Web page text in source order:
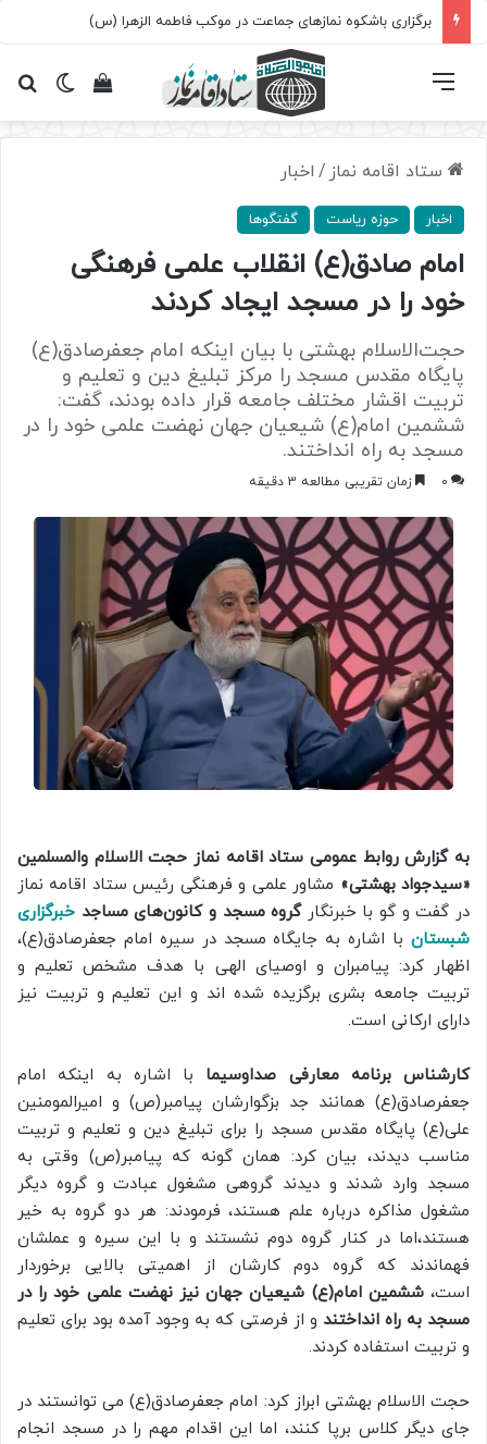
برگزاری باشکوه نمازهای جماعت در موکب فاطمه الزهرا (س)
تغییرمشاهده فهرست
ستاد اقامه نماز / اخبار
اخبار حوزه ریاست گفتگوها
امام صادق(ع) انقلاب علمی فرهنگی
خود را در مسجد ایجاد کردند
حجت‌الاسلام بهشتی با بیان اینکه امام جعفرصادق(ع)
پایگاه مقدس مسجد را مرکز تبلیغ دین و تعلیم و
تربیت اقشار مختلف جامعه قرار داده بودند، گفت:
ششمین امام(ع) شیعیان جهان نهضت علمی خود را در
مسجد به راه انداختند.
0 زمان تقریبی مطالعه 3 دقیقه
به گزارش روابط عمومی ستاد اقامه نماز حجت الاسلام والمسلمین
«سیدجواد بهشتی» مشاور علمی و فرهنگی رئیس ستاد اقامه نماز
در گفت و گو با خبرنگار گروه مسجد و کانون‌های مساجد خبرگزاری
شبستان با اشاره به جایگاه مسجد در سیره امام جعفرصادق(ع)،
اظهار کرد: پیامبران و اوصیای الهی با هدف مشخص تعلیم و
تربیت جامعه بشری برگزیده شده اند و این تعلیم و تربیت نیز
دارای ارکانی است.
کارشناس برنامه معارفی صداوسیما با اشاره به اینکه امام
جعفرصادق(ع) همانند جد بزگوارشان پیامبر(ص) و امیرالمومنین
علی(ع) پایگاه مقدس مسجد را برای تبلیغ دین و تعلیم و تربیت
مناسب دیدند، بیان کرد: همان گونه که پیامبر(ص) وقتی به
مسجد وارد شدند و دیدند گروهی مشغول عبادت و گروه دیگر
مشغول مذاکره درباره علم هستند، فرمودند: هر دو گروه به خیر
هستند،اما در کنار گروه دوم نشستند و با این سیره و عملشان
فهماندند که گروه دوم کارشان از اهمیتی بالایی برخوردار
است،ششمین امام(ع) شیعیان جهان نیز نهضت علمی خود را در
مسجد به راه انداختند و از فرصتی که به وجود آمده بود برای تعلیم
و تربیت استفاده کردند.
حجت الاسلام بهشتی ابراز کرد: امام جعفرصادق(ع) می توانستند در
جای دیگر کلاس برپا کنند، اما این اقدام مهم را در مسجد انجام